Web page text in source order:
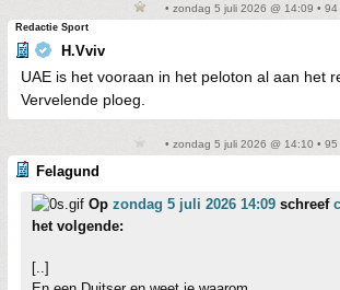
• zondag 5 juli 2026 @ 14:09 • 94
Redactie Sport
H.Vviv
UAE is het vooraan in het peloton al aan het
Vervelende ploeg.
• zondag 5 juli 2026 @ 14:10 • 95
Felagund
Op zondag 5 juli 2026 14:09 schreef
het volgende:
[..]